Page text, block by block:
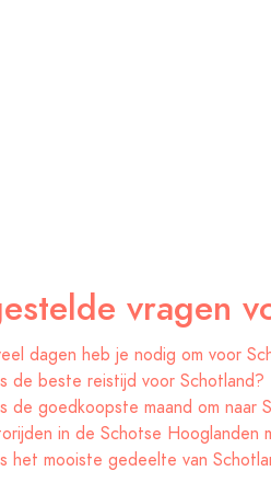
vragen
dagen heb je nodig om voor
de beste reistijd voor Schotland?
de goedkoopste maand om naar
in de Schotse Hooglanden
het mooiste gedeelte van